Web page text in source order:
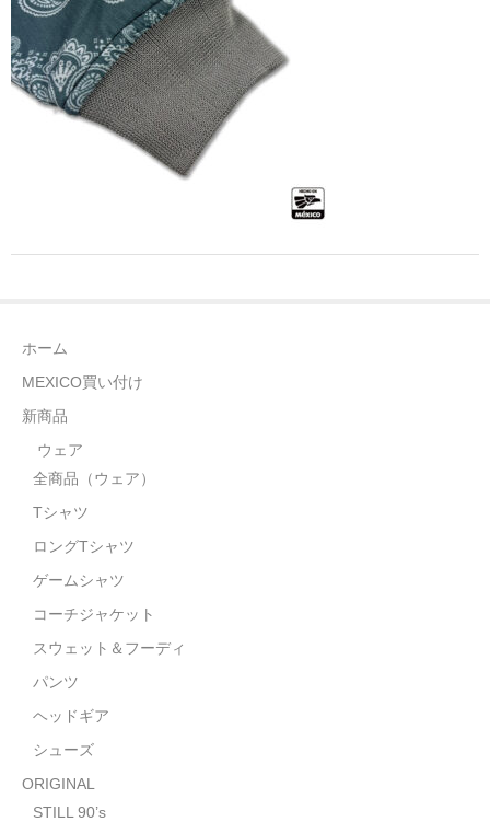
ロングTシャツ
ゲームシャツ
コーチジャケット
スウェット＆フーディ
ヘッドギア
ORIGINAL
STILL 90’s
Brown Pride
全商品（ORIGINAL）
ハニーカムトライプ
天ぷらまめすけ
C D / D V D
全商品（CD/DVD）
ホーム
MEXICO買い付け
新商品
ウェア
全商品（ウェア）
Tシャツ
ロングTシャツ
ゲームシャツ
コーチジャケット
スウェット＆フーディ
パンツ
ヘッドギア
シューズ
ORIGINAL
STILL 90’s